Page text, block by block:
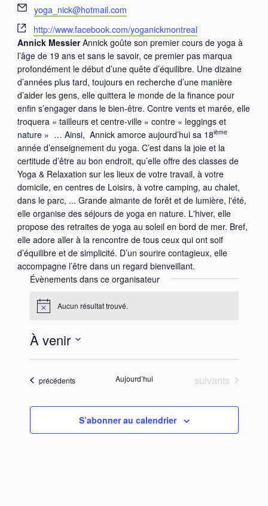
l
é
p
h
o
n
e
E
m
a
i
l
yoga_nick@hotmail.com
S
i
t
e
w
e
b
http://www.facebook.com/yoganickmontreal
Annick MessierAnnick goûte son premier cours de yoga à
l’âge de 19 ans et sans le savoir, ce premier pas marqua
profondément le début d’une quête d’équilibre. Une dizaine
d’années plus tard, toujours en recherche d’une manière
d’aider les gens, elle quittera le monde de la finance pour
enfin s’engager dans le bien-être. Contre vents et marée, elle
troquera « tailleurs et centre-ville » contre « leggings et
nature » … Ainsi, Annick amorce aujourd’hui sa 18ième
année d’enseignement du yoga. C’est dans la joie et la
certitude d’être au bon endroit, qu’elle offre des classes de
Yoga & Relaxation sur les lieux de votre travail, à votre
domicile, en centres de Loisirs, à votre camping, au chalet,
dans le parc, ... Grande aimante de forêt et de lumière, l'été,
elle organise des séjours de yoga en nature. L'hiver, elle
propose des retraites de yoga au soleil en bord de mer. Bref,
elle adore aller à la rencontre de tous ceux qui ont soif
d’équilibre et de simplicité. D’un sourire contagieux, elle
accompagne l’être dans un regard bienveillant.
Évènements dans ce organisateur
N
i
c
e
Aucun résultat trouvé.
À venir
S
l
t
Évènements
précédents Aujourd’hui Évènements
suivants
S’abonner au calendrier